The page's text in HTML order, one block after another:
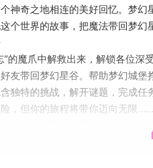
神奇之地相连的美好回忆。梦幻
个世界的故事，把魔法带回梦幻
”的魔爪中解救出来，解锁各位
友带回梦幻星谷。帮助梦幻城
独特的挑战，解开谜题，完成任
，但你的旅程将带你迈向无限